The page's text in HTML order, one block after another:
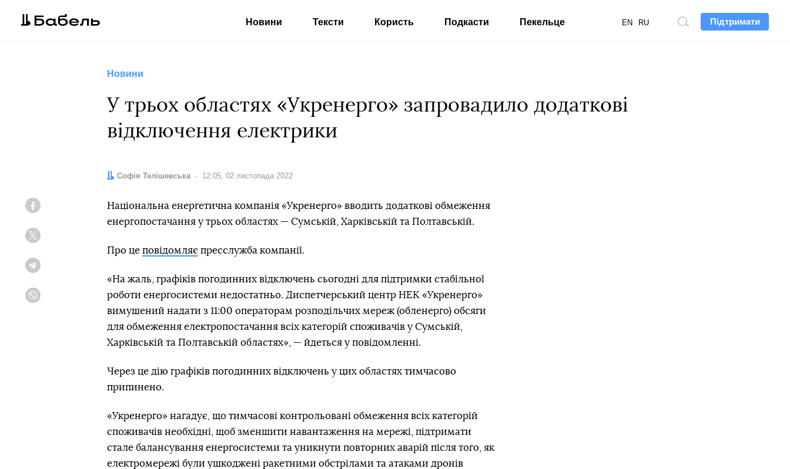
Підтримати
Пошук
EN RU
Новини Тексти Користь Подкасти Пекельце
Новини
У трьох областях «Укренерго» запровадило додаткові
відключення електрики
Автор:
Софія Телішевська Дата:
12:05, 02 листопада 2022
Національна енергетична компанія «Укренерго» вводить додаткові обмеження
енергопостачання у трьох областях — Сумській, Харківській та Полтавській.
Про це повідомляє пресслужба компанії.
«На жаль, графіків погодинних відключень сьогодні для підтримки стабільної
роботи енергосистеми недостатньо. Диспетчерський центр НЕК «Укренерго»
вимушений надати з 11:00 операторам розподільчих мереж (обленерго) обсяги
для обмеження електропостачання всіх категорій споживачів у Сумській,
Харківській та Полтавській областях», — йдеться у повідомленні.
Через це дію графіків погодинних відключень у цих областях тимчасово
припинено.
«Укренерго» нагадує, що тимчасові контрольовані обмеження всіх категорій
споживачів необхідні, щоб зменшити навантаження на мережі, підтримати
стале балансування енергосистеми та уникнути повторних аварій після того, як
електромережі були ушкоджені ракетними обстрілами та атаками дронів